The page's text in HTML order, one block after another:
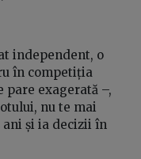
independent, o
în competiția
pare exagerată –,
nu te mai
și ia decizii în